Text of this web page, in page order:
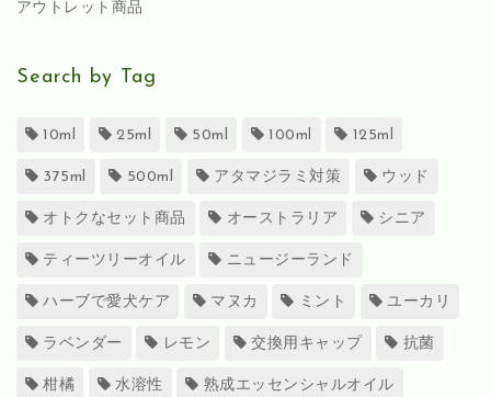
アウトレット商品
Search by Tag
10ml 25ml 50ml 100ml 125ml
375ml 500ml アタマジラミ対策 ウッド
オトクなセット商品 オーストラリア シニア
ティーツリーオイル ニュージーランド
ハーブで愛犬ケア マヌカ ミント ユーカリ
ラベンダー レモン 交換用キャップ 抗菌
柑橘 水溶性 熟成エッセンシャルオイル